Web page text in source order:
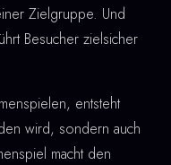
Zielgruppe. Und
Besucher zielsicher
entsteht
wird, sondern auch
macht den